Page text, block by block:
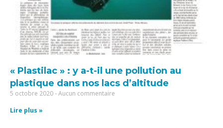
« Plastilac » : y a-t-il une pollution au
plastique dans nos lacs d’altitude
5 octobre 2020 Aucun commentaire
Lire plus »